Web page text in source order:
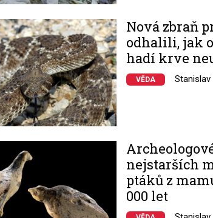
Nová zbraň
odhalili, jak
hadí krve
VĚDA Stanislav
nejstarších
ptáků z
000 let